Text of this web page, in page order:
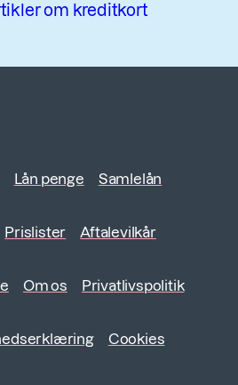
om kreditkort
Lån penge Samlelån
Prislister Aftalevilkår
Om os Privatlivspolitik
Cookies